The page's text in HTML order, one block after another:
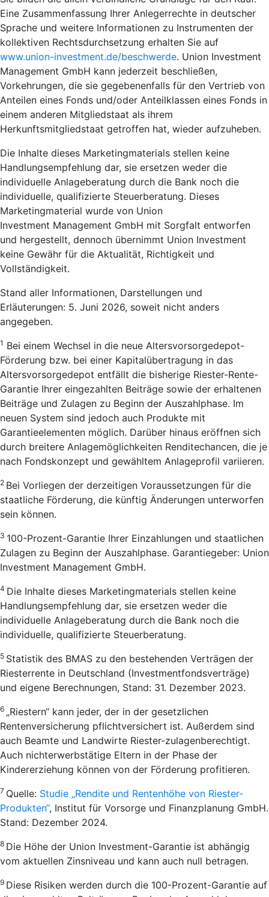
Eine Zusammenfassung Ihrer Anlegerrechte in deutscher
Sprache und weitere Informationen zu Instrumenten der
kollektiven Rechtsdurchsetzung erhalten Sie auf
www.union-investment.de/beschwerde. Union Investment
Management GmbH kann jederzeit beschließen,
Vorkehrungen, die sie gegebenenfalls für den Vertrieb von
Anteilen eines Fonds und/oder Anteilklassen eines Fonds in
einem anderen Mitgliedstaat als ihrem
Herkunftsmitgliedstaat getroffen hat, wieder aufzuheben.
Die Inhalte dieses Marketingmaterials stellen keine
Handlungsempfehlung dar, sie ersetzen weder die
individuelle Anlageberatung durch die Bank noch die
individuelle, qualifizierte Steuerberatung. Dieses
Marketingmaterial wurde von Union
Investment Management GmbH mit Sorgfalt entworfen
und hergestellt, dennoch übernimmt Union Investment
keine Gewähr für die Aktualität, Richtigkeit und
Vollständigkeit.
Stand aller Informationen, Darstellungen und
Erläuterungen: 5. Juni 2026, soweit nicht anders
angegeben.
1 Bei einem Wechsel in die neue Altersvorsorgedepot-
Förderung bzw. bei einer Kapitalübertragung in das
Altersvorsorgedepot entfällt die bisherige Riester-Rente-
Garantie Ihrer eingezahlten Beiträge sowie der erhaltenen
Beiträge und Zulagen zu Beginn der Auszahlphase. Im
neuen System sind jedoch auch Produkte mit
Garantieelementen möglich. Darüber hinaus eröffnen sich
durch breitere Anlagemöglichkeiten Renditechancen, die je
nach Fondskonzept und gewähltem Anlageprofil variieren.
2 Bei Vorliegen der derzeitigen Voraussetzungen für die
staatliche Förderung, die künftig Änderungen unterworfen
sein können.
3 100-Prozent-Garantie Ihrer Einzahlungen und staatlichen
Zulagen zu Beginn der Auszahlphase. Garantiegeber: Union
Investment Management GmbH.
4 Die Inhalte dieses Marketingmaterials stellen keine
Handlungsempfehlung dar, sie ersetzen weder die
individuelle Anlageberatung durch die Bank noch die
individuelle, qualifizierte Steuerberatung.
5 Statistik des BMAS zu den bestehenden Verträgen der
Riesterrente in Deutschland (Investmentfondsverträge)
und eigene Berechnungen, Stand: 31. Dezember 2023.
6 „Riestern“ kann jeder, der in der gesetzlichen
Rentenversicherung pflichtversichert ist. Außerdem sind
auch Beamte und Landwirte Riester-zulagenberechtigt.
Auch nichterwerbstätige Eltern in der Phase der
Kindererziehung können von der Förderung profitieren.
7 Quelle: Studie „Rendite und Rentenhöhe von Riester-
Produkten“, Institut für Vorsorge und Finanzplanung GmbH.
Stand: Dezember 2024.
8 Die Höhe der Union Investment-Garantie ist abhängig
vom aktuellen Zinsniveau und kann auch null betragen.
9 Diese Risiken werden durch die 100-Prozent-Garantie auf